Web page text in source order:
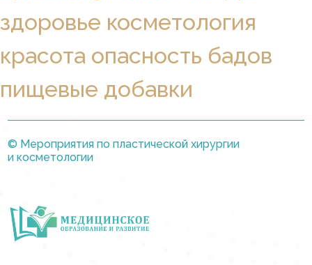
здоровье косметология
красота опасность бадов
пищевые добавки
© Мероприятия по пластической хирургии
и косметологии